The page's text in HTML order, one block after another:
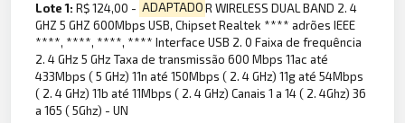
Lote 1:R$ 124,00 - ADAPTADOR WIRELESS DUAL BAND 2. 4
GHZ 5 GHZ 600Mbps USB, Chipset Realtek **** adrões IEEE
****, ****, ****, **** Interface USB 2. 0 Faixa de frequência
2. 4 GHz 5 GHz Taxa de transmissão 600 Mbps 11ac até
433Mbps ( 5 GHz) 11n até 150Mbps ( 2. 4 GHz) 11g até 54Mbps
( 2. 4 GHz) 11b até 11Mbps ( 2. 4 GHz) Canais 1 a 14 ( 2. 4Ghz) 36
a 165 ( 5Ghz) - UN